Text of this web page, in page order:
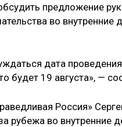
предложение
во внутренние
дата
будет 19 августа», —
Россия»
рубежа во внутренние